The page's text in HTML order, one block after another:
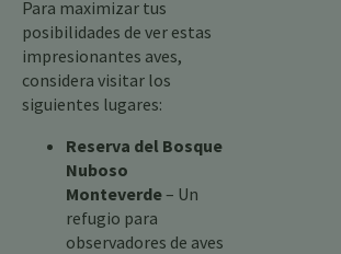
Para maximizar tus
posibilidades de ver estas
impresionantes aves,
considera visitar los
siguientes lugares:
Reserva del Bosque
Nuboso
Monteverde– Un
refugio para
observadores de aves